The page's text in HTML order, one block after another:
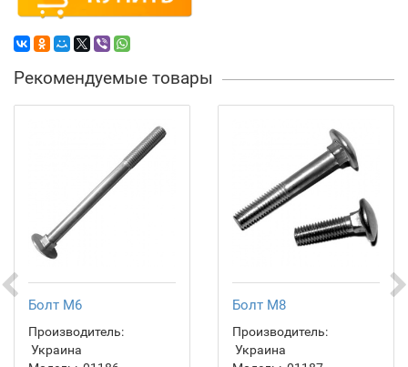
Рекомендуемые товары
Болт М6
Производитель:
Украина
Болт М8
Производитель:
Украина